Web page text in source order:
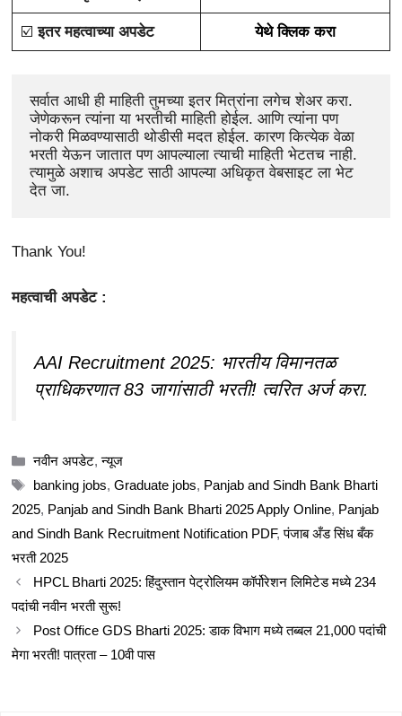
☑️इतर महत्वाच्या अपडेट येथे क्लिक करा
सर्वात आधी ही माहिती तुमच्या इतर मित्रांना लगेच शेअर करा.
जेणेकरून त्यांना या भरतीची माहिती होईल. आणि त्यांना पण
नोकरी मिळवण्यासाठी थोडीसी मदत होईल. कारण कित्येक वेळा
भरती येऊन जातात पण आपल्याला त्याची माहिती भेटतच नाही.
त्यामुळे अशाच अपडेट साठी आपल्या अधिकृत वेबसाइट ला भेट
देत जा.
Thank You!
महत्वाची अपडेट :
AAI Recruitment 2025: भारतीय विमानतळ
प्राधिकरणात 83 जागांसाठी भरती! त्वरित अर्ज करा.
Categories
नवीन अपडेट,न्यूज
Tags
banking jobs, Graduate jobs, Panjab and Sindh Bank Bharti
2025, Panjab and Sindh Bank Bharti 2025 Apply Online, Panjab
and Sindh Bank Recruitment Notification PDF,पंजाब अँड सिंध बँक
भरती 2025
HPCL Bharti 2025: हिंदुस्तान पेट्रोलियम कॉर्पोरेशन लिमिटेड मध्ये 234
पदांची नवीन भरती सुरू!
Post Office GDS Bharti 2025: डाक विभाग मध्ये तब्बल 21,000 पदांची
मेगा भरती! पात्रता – 10वी पास